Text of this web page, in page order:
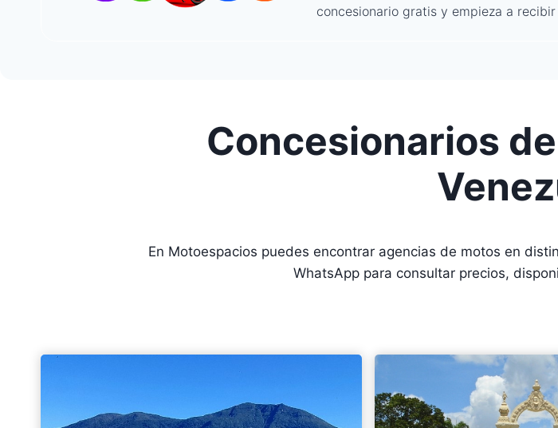
concesionario gratis y empieza a
Concesionarios
En Motoespacios puedes encontrar agencias de motos en
WhatsApp para consultar precios,